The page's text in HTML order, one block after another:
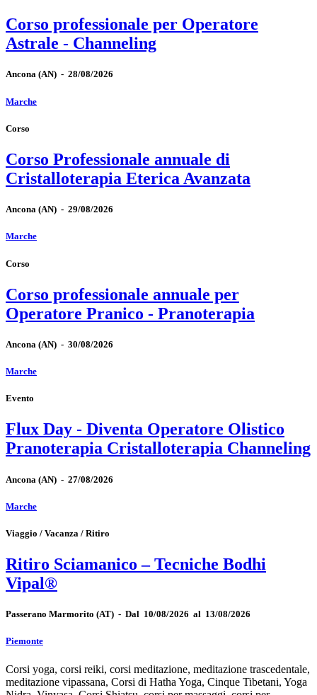
Corso professionale per Operatore
Astrale - Channeling
Ancona (AN) - 28/08/2026
Marche
Corso
Corso Professionale annuale di
Cristalloterapia Eterica Avanzata
Ancona (AN) - 29/08/2026
Marche
Corso
Corso professionale annuale per
Operatore Pranico - Pranoterapia
Ancona (AN) - 30/08/2026
Marche
Evento
Flux Day - Diventa Operatore Olistico
Pranoterapia Cristalloterapia Channeling
Ancona (AN) - 27/08/2026
Marche
Viaggio / Vacanza / Ritiro
Ritiro Sciamanico – Tecniche Bodhi
Vipal®
Passerano Marmorito (AT) - Dal 10/08/2026 al 13/08/2026
Piemonte
Corsi yoga, corsi reiki, corsi meditazione, meditazione trascedentale,
meditazione vipassana, Corsi di Hatha Yoga, Cinque Tibetani, Yoga